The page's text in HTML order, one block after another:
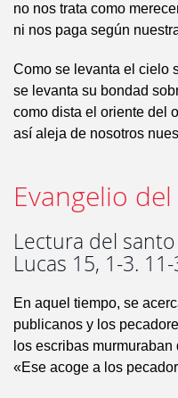
no nos trata como
ni nos paga según
Como se levanta el cielo
se levanta su bondad
como dista el oriente del
así aleja de nosotros
Evangelio
Lectura del
Lucas 15, 1-3.
En aquel tiempo, se
publicanos y los
los escribas murmuraban
«Ese acoge a los